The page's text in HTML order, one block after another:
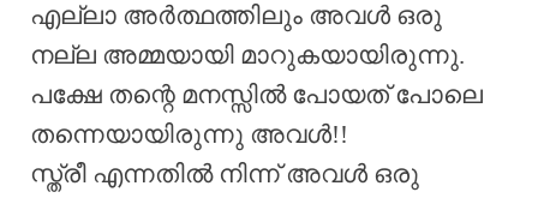
എല്ലാ അർത്ഥത്തിലും അവൾ ഒരു
നല്ല അമ്മയായി മാറുകയായിരുന്നു.
പക്ഷേ തന്റെ മനസ്സിൽ പോയത് പോലെ
തന്നെയായിരുന്നു അവൾ!!
സ്ത്രീ എന്നതിൽ നിന്ന് അവൾ ഒരു